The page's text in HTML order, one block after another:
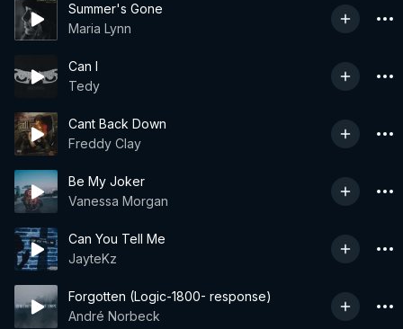
Summer's Gone
Maria Lynn
Can I
Tedy
Cant Back Down
Freddy Clay
Be My Joker
Vanessa Morgan
Can You Tell Me
JayteKz
Forgotten (Logic-1800- response)
André Norbeck